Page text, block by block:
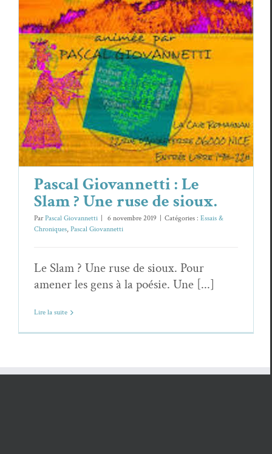
de sioux.
Essais & Chroniques Pascal Giovannetti
Pascal Giovannetti : Le
Slam ? Une ruse de sioux.
ParPascal Giovannetti 6 novembre 2019 Catégories : Essais &
Chroniques, Pascal Giovannetti
Le Slam ? Une ruse de sioux. Pour
amener les gens à la poésie. Une [...]
Lire la suite